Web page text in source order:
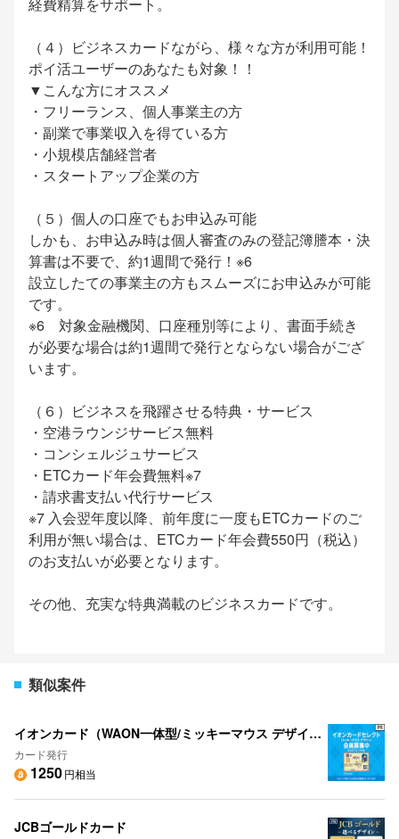
（４）ビジネスカードながら、様々な方が利用可能！
ポイ活ユーザーのあなたも対象！！
▼こんな方にオススメ
・フリーランス、個人事業主の方
・副業で事業収入を得ている方
・小規模店舗経営者
・スタートアップ企業の方
（５）個人の口座でもお申込み可能
しかも、お申込み時は個人審査のみの登記簿謄本・決
算書は不要で、約1週間で発行！※6
設立したての事業主の方もスムーズにお申込みが可能
です。
※6 対象金融機関、口座種別等により、書面手続き
が必要な場合は約1週間で発行とならない場合がござ
います。
（６）ビジネスを飛躍させる特典・サービス
・空港ラウンジサービス無料
・コンシェルジュサービス
・ETCカード年会費無料※7
・請求書支払い代行サービス
※7 入会翌年度以降、前年度に一度もETCカードのご
利用が無い場合は、ETCカード年会費550円（税込）
のお支払いが必要となります。
その他、充実な特典満載のビジネスカードです。
類似案件
イオンカード（WAON一体型/ミッキーマウス デザイン）
カード発行
1250円相当
JCBゴールドカード